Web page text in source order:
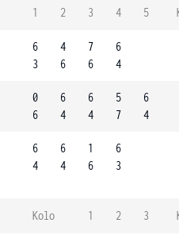
1 2 3 4 5
6
3
4
6
7
6
6
4
0
6
6
4
6
4
5
7
6
4
6
4
6
4
1
6
6
3
Kolo 1 2 3